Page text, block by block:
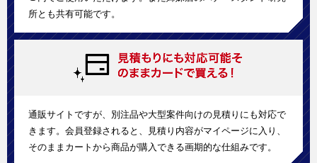
所とも共有可能です。
通販サイトですが、別注品や大型案件向けの見積りにも対応で
きます。会員登録されると、見積り内容がマイページに入り、
そのままカートから商品が購入できる画期的な仕組みです。